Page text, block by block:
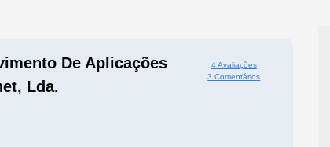
De Aplicações
Lda.
4 Avaliações
3 Comentários